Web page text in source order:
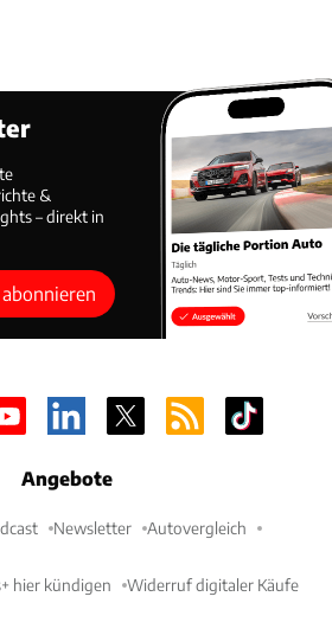
&
– direkt in
Angebote
Newsletter Autovergleich
hier kündigen Widerruf digitaler Käufe